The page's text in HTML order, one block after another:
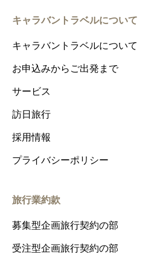
キャラバントラベルについて
キャラバントラベルについて
お申込みからご出発まで
サービス
訪日旅行
採用情報
プライバシーポリシー
旅行業約款
募集型企画旅行契約の部
受注型企画旅行契約の部